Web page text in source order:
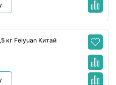
кг Feiyuan Китай